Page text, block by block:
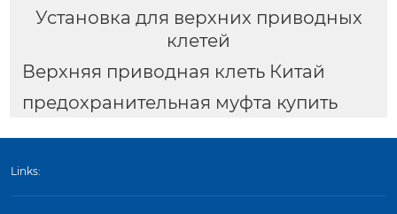
Установка для верхних приводных
клетей
Верхняя приводная клеть Китай
предохранительная муфта купить
Links: